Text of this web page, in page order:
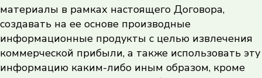
материалы в рамках настоящего Договора,
создавать на ее основе производные
информационные продукты с целью извлечения
коммерческой прибыли, а также использовать эту
информацию каким-либо иным образом, кроме